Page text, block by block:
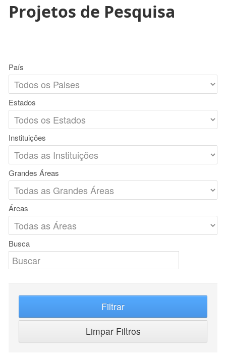
Projetos de Pesquisa
País
Estados
Instituições
Grandes Áreas
Áreas
Busca
Filtrar
Limpar Filtros